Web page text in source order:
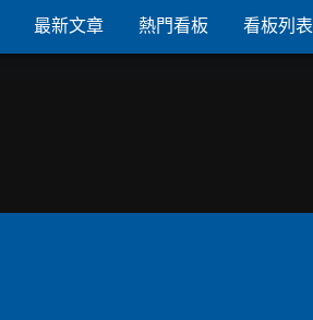
最新文章 熱門看板 看板列表